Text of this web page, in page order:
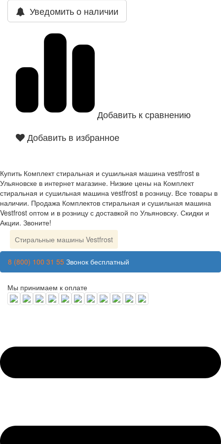
Уведомить о наличии
Добавить к сравнению
Добавить в избранное
Купить Комплект стиральная и сушильная машина vestfrost в
Ульяновске в интернет магазине. Низкие цены на Комплект
стиральная и сушильная машина vestfrost в розницу. Все товары в
наличии. Продажа Комплектов стиральная и сушильная машина
Vestfrost оптом и в розницу с доставкой по Ульяновску. Скидки и
Акции. Звоните!
Стиральные машины Vestfrost
8 (800) 100 31 55 Звонок бесплатный
Мы принимаем к оплате